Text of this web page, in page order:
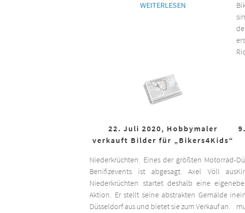
WEITERLESEN
22. Juli 2020, Hobbymaler
verkauft Bilder für „Bikers4Kids“
Niederkrüchten. Eines der größten Motorrad-
Benifizevents ist abgesagt. Axel Völl aus
Niederkrüchten startet deshalb eine eigene
Aktion. Er stellt seine abstrakten Gemälde in
Düsseldorf aus und bietet sie zum Verkauf an.